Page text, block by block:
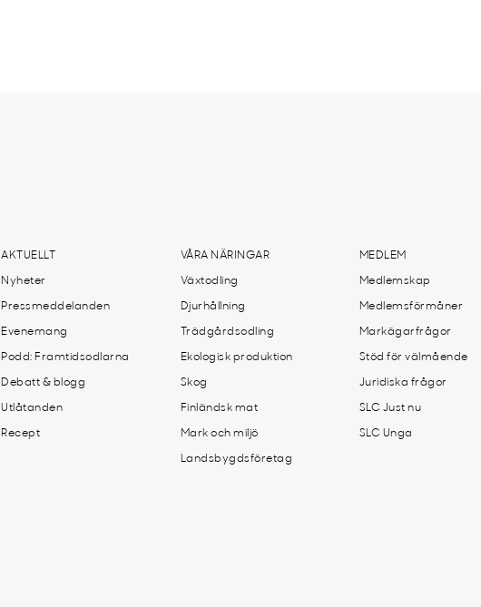
AKTUELLT
Nyheter
Pressmeddelanden
Evenemang
Podd: Framtidsodlarna
Debatt & blogg
Utlåtanden
Recept
VÅRA NÄRINGAR
Växtodling
Djurhållning
Trädgårdsodling
Ekologisk produktion
Skog
Finländsk mat
Mark och miljö
Landsbygdsföretag
MEDLEM
Medlemskap
Medlemsförmåner
Markägarfrågor
Stöd för välmående
Juridiska frågor
SLC Just nu
SLC Unga